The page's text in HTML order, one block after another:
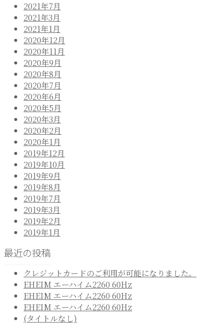
2021年7月
2021年3月
2021年1月
2020年12月
2020年11月
2020年9月
2020年8月
2020年7月
2020年6月
2020年5月
2020年3月
2020年2月
2020年1月
2019年12月
2019年10月
2019年9月
2019年8月
2019年7月
2019年3月
2019年2月
2019年1月
最近の投稿
クレジットカードのご利用が可能になりました。
EHEIM エーハイム2260 60Hz
EHEIM エーハイム2260 60Hz
EHEIM エーハイム2260 60Hz
(タイトルなし)